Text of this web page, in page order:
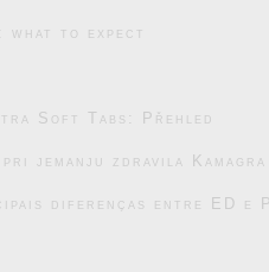
what to expect
Soft Tabs: Přehled
jemanju zdravila Kamagra
diferenças entre ED e